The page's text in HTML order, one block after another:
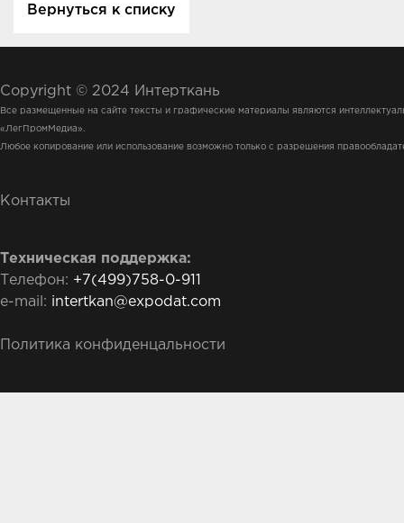
Вернуться к списку
Copyright © 2024 Интерткань
Все размещенные на сайте тексты и графические материалы являются
«ЛегПромМедиа».
Любое копирование или использование возможно только с разрешения
Контакты
Техническая поддержка:
Телефон: +7(499)758-0-911
e-mail: intertkan@expodat.com
Политика конфиденцальности